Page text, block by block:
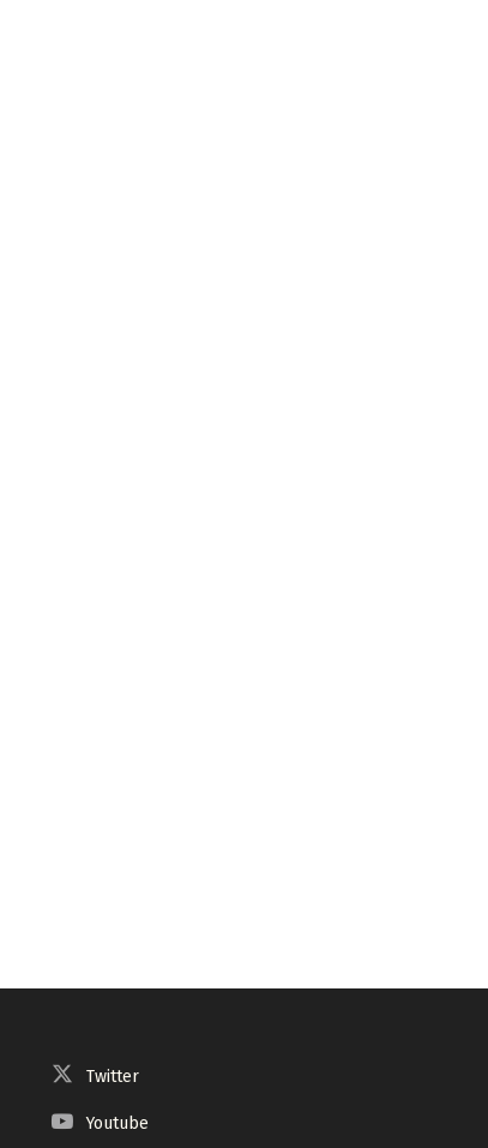
Twitter
Youtube